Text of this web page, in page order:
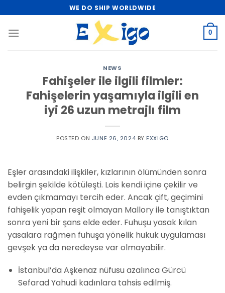
to
content
WE DO SHIP WORLDWIDE
0
NEWS
Fahişeler ile ilgili filmler:
Fahişelerin yaşamıyla ilgili en
iyi 26 uzun metrajlı film
POSTED ON JUNE 26, 2024 BY EXXIGO
Eşler arasındaki ilişkiler, kızlarının ölümünden sonra
belirgin şekilde kötüleşti. Lois kendi içine çekilir ve
evden çıkmamayı tercih eder. Ancak çift, geçimini
fahişelik yapan reşit olmayan Mallory ile tanıştıktan
sonra yeni bir şans elde eder. Fuhuşu yasak kılan
yasalara rağmen fuhuşa yönelik hukuk uygulaması
gevşek ya da neredeyse var olmayabilir.
İstanbul’da Aşkenaz nüfusu azalınca Gürcü
Sefarad Yahudi kadınlara tahsis edilmiş.